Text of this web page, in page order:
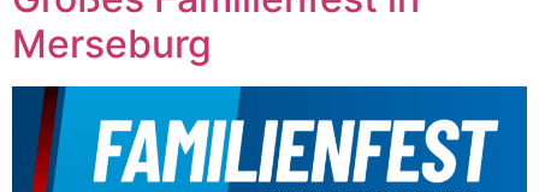
Merseburg